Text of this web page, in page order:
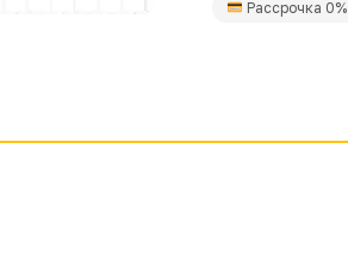
Рассрочка 0%